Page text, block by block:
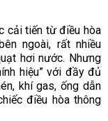
cải tiến từ điều hòa
ngoài, rất nhiều
hơi nước. Nhưng
hiệu” với đầy đủ
khí gas, ống dẫn
điều hòa thông